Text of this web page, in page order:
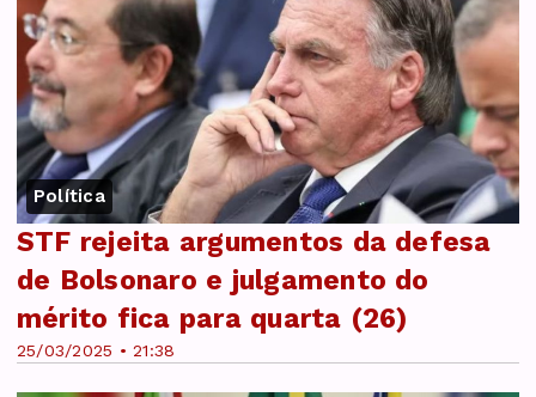
Política
25/03/2025 • 21:38
STF rejeita argumentos da defesa
de Bolsonaro e julgamento do
mérito fica para quarta (26)